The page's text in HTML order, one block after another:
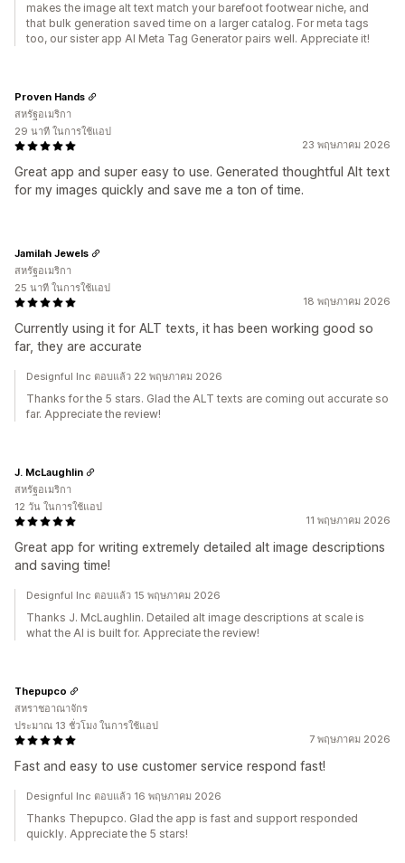
makes the image alt text match your barefoot footwear niche, and
that bulk generation saved time on a larger catalog. For meta tags
too, our sister app AI Meta Tag Generator pairs well. Appreciate it!
23 พฤษภาคม 2026
Great app and super easy to use. Generated thoughtful Alt text
for my images quickly and save me a ton of time.
Proven Hands
สหรัฐอเมริกา
29 นาที ในการใช้แอป
18 พฤษภาคม 2026
Currently using it for ALT texts, it has been working good so
far, they are accurate
Jamilah Jewels
สหรัฐอเมริกา
25 นาที ในการใช้แอป
Designful Inc ตอบแล้ว 22 พฤษภาคม 2026
Thanks for the 5 stars. Glad the ALT texts are coming out accurate so
far. Appreciate the review!
11 พฤษภาคม 2026
Great app for writing extremely detailed alt image descriptions
and saving time!
J. McLaughlin
สหรัฐอเมริกา
12 วัน ในการใช้แอป
Designful Inc ตอบแล้ว 15 พฤษภาคม 2026
Thanks J. McLaughlin. Detailed alt image descriptions at scale is
what the AI is built for. Appreciate the review!
7 พฤษภาคม 2026
Fast and easy to use customer service respond fast!
Thepupco
สหราชอาณาจักร
ประมาณ 13 ชั่วโมง ในการใช้แอป
Designful Inc ตอบแล้ว 16 พฤษภาคม 2026
Thanks Thepupco. Glad the app is fast and support responded
quickly. Appreciate the 5 stars!